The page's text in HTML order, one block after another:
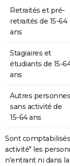
Retraités et pré-
retraités de 15-64
ans
Stagiaires et
étudiants de 15-
ans
Autres personnes
sans activité de
15-64 ans
Sont
activité" les
n'entrant ni dans